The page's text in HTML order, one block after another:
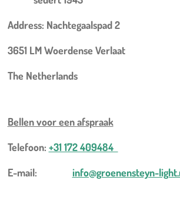
Address: Nachtegaalspad 2
3651 LM Woerdense Verlaat
The Netherlands
Bellen voor eenafspraak
Telefoon: +31 172 409484
E-mail: info@groenensteyn-